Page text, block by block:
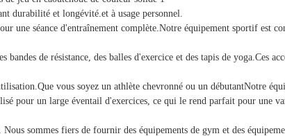
durabilité et longévité.et à usage personnel.
une séance d'entraînement complète.Notre équipement sportif est
de résistance, des balles d'exercice et des tapis de yoga.Ces
vous soyez un athlète chevronné ou un débutantNotre
pour un large éventail d'exercices, ce qui le rend parfait pour une
sommes fiers de fournir des équipements de gym et des